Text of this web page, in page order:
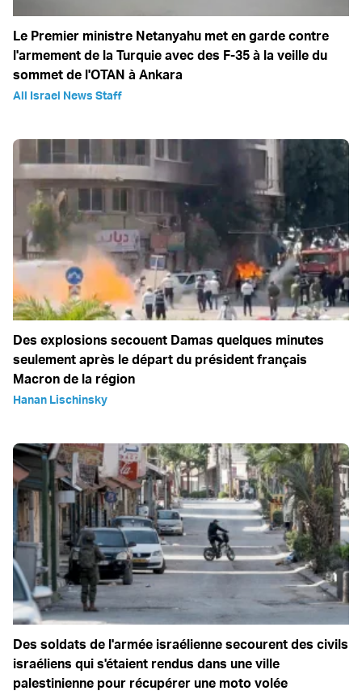
Le Premier ministre Netanyahu met en garde contre
l'armement de la Turquie avec des F-35 à la veille du
sommet de l'OTAN à Ankara
All Israel News Staff
Des explosions secouent Damas quelques minutes
seulement après le départ du président français
Macron de la région
Hanan Lischinsky
Des soldats de l'armée israélienne secourent des civils
israéliens qui s'étaient rendus dans une ville
palestinienne pour récupérer une moto volée